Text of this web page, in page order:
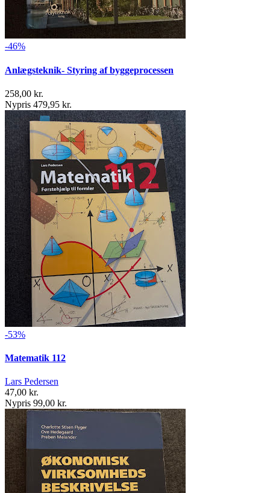
-46%
Anlægsteknik- Styring af byggeprocessen
258,00 kr.
Nypris 479,95 kr.
-53%
Matematik 112
Lars Pedersen
47,00 kr.
Nypris 99,00 kr.